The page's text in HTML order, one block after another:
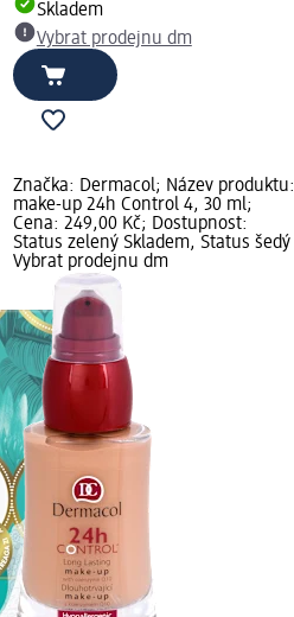
Skladem
Vybrat prodejnu dm
Značka: Dermacol; Název produktu:
make-up 24h Control 4, 30 ml;
Cena: 249,00 Kč; Dostupnost:
Status zelený Skladem, Status šedý
Vybrat prodejnu dm